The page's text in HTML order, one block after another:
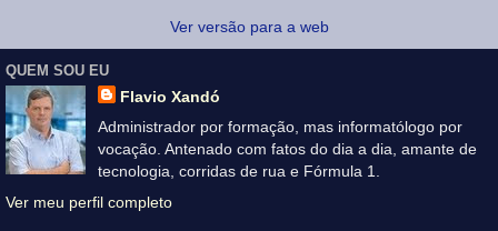
Ver versão para a web
QUEM SOU EU
Flavio Xandó
Administrador por formação, mas informatólogo por
vocação. Antenado com fatos do dia a dia, amante de
tecnologia, corridas de rua e Fórmula 1.
Ver meu perfil completo